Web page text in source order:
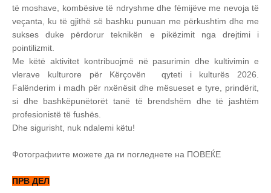
të moshave, kombësive të ndryshme dhe fëmijëve me nevoja të
veçanta, ku të gjithë së bashku punuan me përkushtim dhe me
sukses duke përdorur teknikën e pikëzimit nga drejtimi i
pointilizmit.
Me këtë aktivitet kontribuojmë në pasurimin dhe kultivimin e
vlerave kulturore për Kërçovën qyteti i kulturës 2026.
Falënderim i madh për nxënësit dhe mësueset e tyre, prindërit,
si dhe bashkëpunëtorët tanë të brendshëm dhe të jashtëm
profesionistë të fushës.
Dhe sigurisht, nuk ndalemi këtu!
Фотографиите можете да ги погледнете на ПОВЕЌЕ
ПРВ ДЕЛ